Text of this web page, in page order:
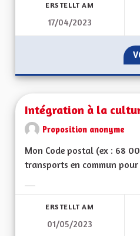
ERSTELLT AM
17/04/2023
Intégration à la
Proposition anonyme
Mon Code postal (ex : 68
transports en commun
ERSTELLT AM
01/05/2023